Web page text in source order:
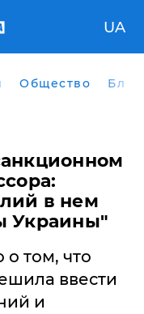
UA
Общество
в нем
Украины"
о том, что
ввести
и